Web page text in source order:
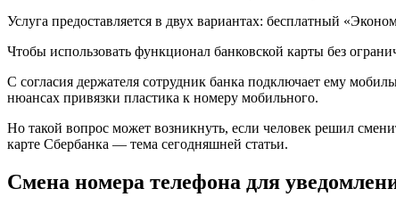
Услуга предоставляется в двух вариантах: бесплатный
Чтобы использовать функционал банковской карты без
С согласия держателя сотрудник банка подключает ему
нюансах привязки пластика к номеру мобильного.
Но такой вопрос может возникнуть, если человек решил
карте Сбербанка — тема сегодняшней статьи.
Смена номера телефона для